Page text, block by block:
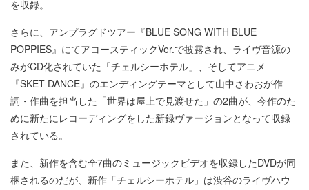
を収録。
さらに、アンプラグドツアー『BLUE SONG WITH BLUE
POPPIES』にてアコースティックVer.で披露され、ライヴ音源の
みがCD化されていた「チェルシーホテル」、そしてアニメ
『SKET DANCE』のエンディングテーマとして山中さわおが作
詞・作曲を担当した「世界は屋上で見渡せた」の2曲が、今作のた
めに新たにレコーディングをした新録ヴァージョンとなって収録
されている。
また、新作を含む全7曲のミュージックビデオを収録したDVDが同
梱されるのだが、新作「チェルシーホテル」は渋谷のライヴハウ